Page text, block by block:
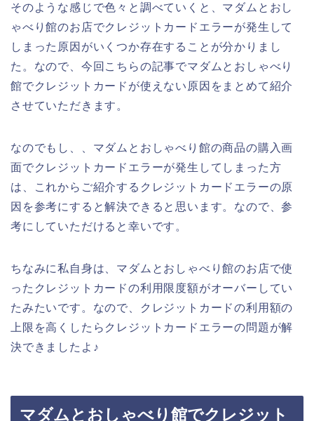
そのような感じで色々と調べていくと、マダムとおし
ゃべり館のお店でクレジットカードエラーが発生して
しまった原因がいくつか存在することが分かりまし
た。なので、今回こちらの記事でマダムとおしゃべり
館でクレジットカードが使えない原因をまとめて紹介
させていただきます。
なのでもし、、マダムとおしゃべり館の商品の購入画
面でクレジットカードエラーが発生してしまった方
は、これからご紹介するクレジットカードエラーの原
因を参考にすると解決できると思います。なので、参
考にしていただけると幸いです。
ちなみに私自身は、マダムとおしゃべり館のお店で使
ったクレジットカードの利用限度額がオーバーしてい
たみたいです。なので、クレジットカードの利用額の
上限を高くしたらクレジットカードエラーの問題が解
決できましたよ♪
マダムとおしゃべり館でクレジット